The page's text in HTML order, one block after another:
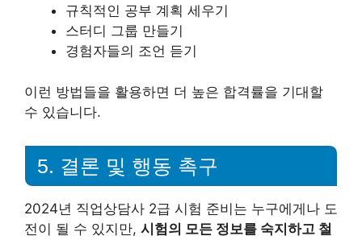
규칙적인 공부 계획 세우기
스터디 그룹 만들기
경험자들의 조언 듣기
이런 방법들을 활용하면 더 높은 합격률을 기대할
수 있습니다.
5. 결론 및 행동 촉구
2024년 직업상담사 2급 시험 준비는 누구에게나 도
전이 될 수 있지만, 시험의 모든 정보를 숙지하고 철